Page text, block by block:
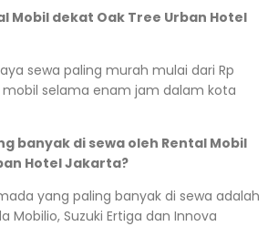
Mobil dekat Oak Tree Urban Hotel
sewa paling murah mulai dari Rp
selama enam jam dalam kota
banyak di sewa oleh Rental Mobil
Hotel Jakarta?
yang paling banyak di sewa adalah
Mobilio, Suzuki Ertiga dan Innova